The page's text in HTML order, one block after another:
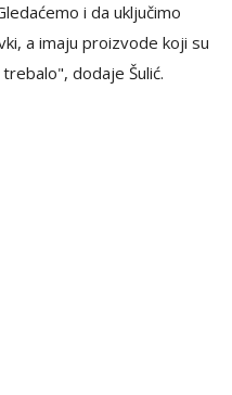
i da uključimo
a imaju proizvode koji su
dodaje Šulić.